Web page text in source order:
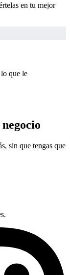
en tu mejor
que le
sin que tengas que